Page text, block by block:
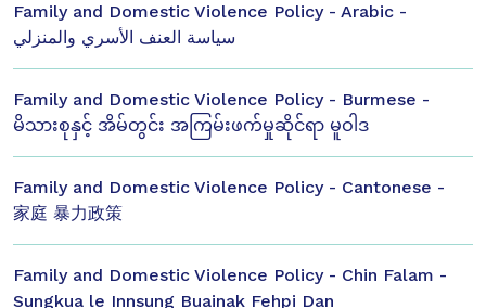
Family and Domestic Violence Policy - Arabic -
سياسة العنف الأسري والمنزلي
Family and Domestic Violence Policy - Burmese -
မိသားစုနှင့် အိမ်တွင်း အကြမ်းဖက်မှုဆိုင်ရာ မူဝါဒ
Family and Domestic Violence Policy - Cantonese -
家庭 暴力政策
Family and Domestic Violence Policy - Chin Falam -
Sungkua le Innsung Buainak Fehpi Dan